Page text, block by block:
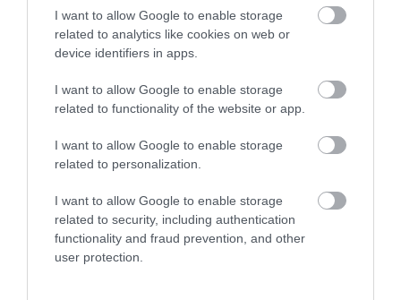
I want to allow Google to enable storage
related to analytics like cookies on web or
device identifiers in apps.
I want to allow Google to enable storage
related to functionality of the website or app.
I want to allow Google to enable storage
related to personalization.
I want to allow Google to enable storage
related to security, including authentication
functionality and fraud prevention, and other
user protection.
Ψηφιακή Εργαλειοθήκη Φοιτητών
Απογραφή Αποφοίτων